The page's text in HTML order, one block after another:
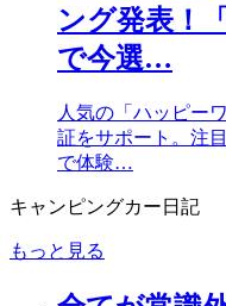
ング発表！
で今選…
人気の「ハッピー
証をサポート。注
で体験…
キャンピングカー日記
もっと見る